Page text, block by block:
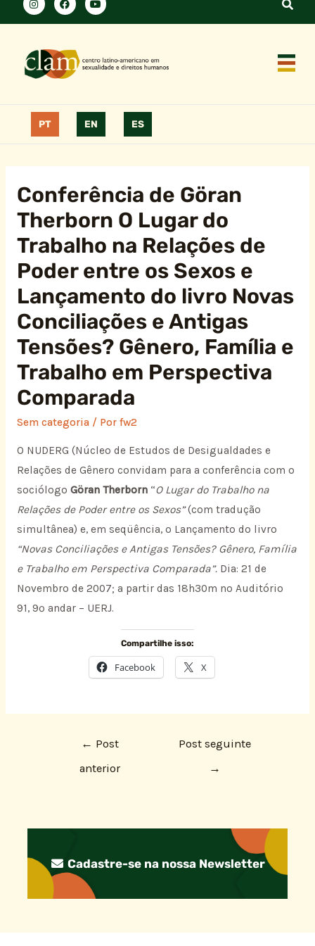
PT EN ES
Conferência de Göran
Therborn O Lugar do
Trabalho na Relações de
Poder entre os Sexos e
Lançamento do livro Novas
Conciliações e Antigas
Tensões? Gênero, Família e
Trabalho em Perspectiva
Comparada
Sem categoria/ Por fw2
O NUDERG (Núcleo de Estudos de Desigualdades e
Relações de Gênero convidam para a conferência com o
sociólogo Göran Therborn“O Lugar do Trabalho na
Relações de Poder entre os Sexos”(com tradução
simultânea) e, em seqüência, o Lançamento do livro
“Novas Conciliações e Antigas Tensões? Gênero, Família
e Trabalho em Perspectiva Comparada”.Dia: 21 de
Novembro de 2007; a partir das 18h30m no Auditório
91, 9º andar – UERJ.
Compartilhe isso:
Facebook X
← Post
anterior
Post seguinte
→
Cadastre-se na nossa Newsletter